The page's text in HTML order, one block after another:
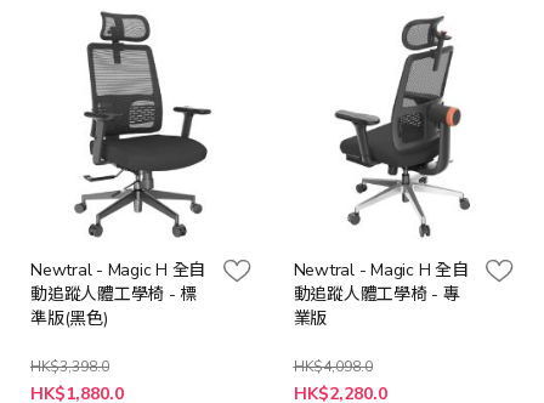
Newtral - Magic H 全自
動追蹤人體工學椅 - 標
準版(黑色)
HK$3,398.0
特
HK$1,880.0
Newtral - Magic H 全自
動追蹤人體工學椅 - 專
業版
HK$4,098.0
HK$2,280.0